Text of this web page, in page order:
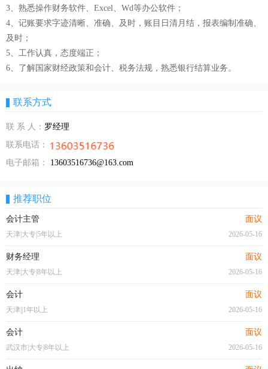
3、熟悉操作财务软件、Excel、Wd等办公软件；
4、记账要求字迹清晰、准确、及时，账目日清月结，报表编制准确、
及时；
5、工作认真，态度端正；
6、了解国家财经政策和会计、税务法规，熟悉银行结算业务。
联系方式
联 系 人： 罗经理
联系电话：
电子邮箱：
13603516736@163.com
推荐职位
会计主管 面议
天津|大专|5年以上 2026-05-16
财务经理 面议
天津|大专|8年以上 2026-05-16
会计 面议
天津||1年以上 2026-05-16
会计 面议
武汉市|大专|8年以上 2026-05-16